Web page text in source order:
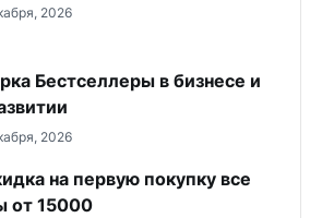
2026
Бестселлеры в бизнесе и
2026
на первую покупку все
от 15000